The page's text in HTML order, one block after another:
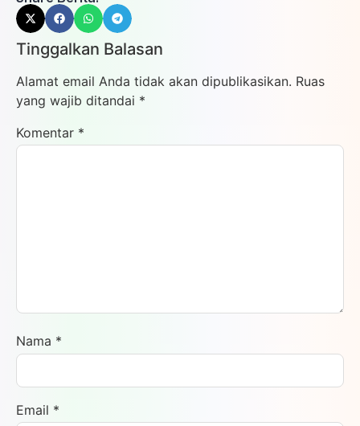
Tinggalkan Balasan
Alamat email Anda tidak akan dipublikasikan. Ruas
yang wajib ditandai *
Komentar *
Nama *
Email *